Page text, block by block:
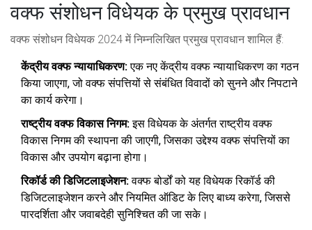
वक्फ संशोधन विधेयक के प्रमुख प्रावधान
वक्फ संशोधन विधेयक 2024 में निम्नलिखित प्रमुख प्रावधान शामिल हैं:
केंद्रीय वक्फ न्यायाधिकरण:एक नए केंद्रीय वक्फ न्यायाधिकरण का गठन
किया जाएगा, जो वक्फ संपत्तियों से संबंधित विवादों को सुनने और निपटाने
का कार्य करेगा।
राष्ट्रीय वक्फ विकास निगम:इस विधेयक के अंतर्गत राष्ट्रीय वक्फ
विकास निगम की स्थापना की जाएगी, जिसका उद्देश्य वक्फ संपत्तियों का
विकास और उपयोग बढ़ाना होगा।
रिकॉर्ड की डिजिटलाइजेशन:वक्फ बोर्डों को यह विधेयक रिकॉर्ड की
डिजिटलाइजेशन करने और नियमित ऑडिट के लिए बाध्य करेगा, जिससे
पारदर्शिता और जवाबदेही सुनिश्चित की जा सके।